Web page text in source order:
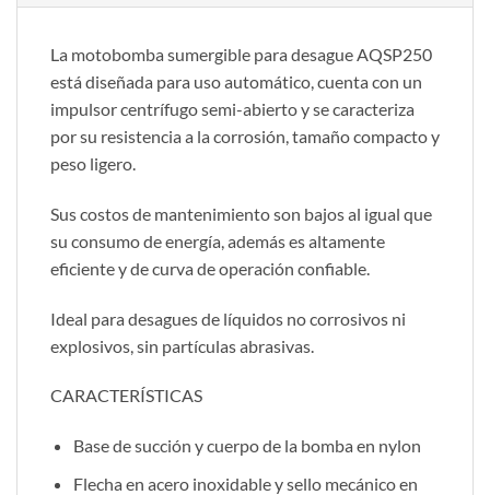
La motobomba sumergible para desague AQSP250
está diseñada para uso automático, cuenta con un
impulsor centrífugo semi-abierto y se caracteriza
por su resistencia a la corrosión, tamaño compacto y
peso ligero.
Sus costos de mantenimiento son bajos al igual que
su consumo de energía, además es altamente
eficiente y de curva de operación confiable.
Ideal para desagues de líquidos no corrosivos ni
explosivos, sin partículas abrasivas.
CARACTERÍSTICAS
Base de succión y cuerpo de la bomba en nylon
Flecha en acero inoxidable y sello mecánico en